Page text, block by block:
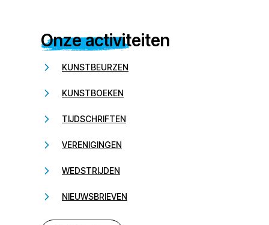
Onze activiteiten
KUNSTBEURZEN
KUNSTBOEKEN
TIJDSCHRIFTEN
VERENIGINGEN
WEDSTRIJDEN
NIEUWSBRIEVEN232323